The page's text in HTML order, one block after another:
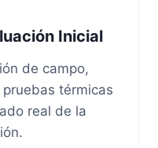
Inicial
de campo,
térmicas
real de la